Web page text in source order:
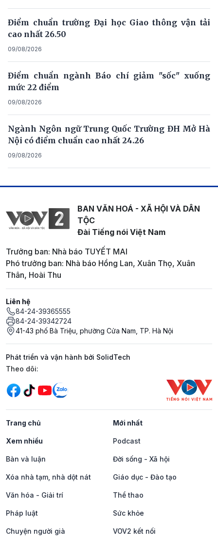
Điểm chuẩn trường Đại học Giao thông vận tải
cao nhất 26.50
09/08/2026
Điểm chuẩn ngành Báo chí giảm "sốc" xuống
mức 22 điểm
09/08/2026
Ngành Ngôn ngữ Trung Quốc Trường ĐH Mở Hà
Nội có điểm chuẩn cao nhất 24.26
09/08/2026
BAN VĂN HOÁ - XÃ HỘI VÀ DÂN
TỘC
Đài Tiếng nói Việt Nam
Trưởng ban: Nhà báo TUYẾT MAI
Phó trưởng ban: Nhà báo Hồng Lan, Xuân Thọ, Xuân
Thân, Hoài Thu
Liên hệ
84-24-39365555
84-24-39342724
41-43 phố Bà Triệu, phường Cửa Nam, TP. Hà Nội
Phát triển và vận hành bởi SolidTech
Mạng xã hội
Theo dõi:
Trang chủ Mới nhất
Xem nhiều Podcast
Bàn và luận Đời sống - Xã hội
Xóa nhà tạm, nhà dột nát Giáo dục - Đào tạo
Văn hóa - Giải trí Thể thao
Pháp luật Sức khỏe
Chuyện người già VOV2 kết nối